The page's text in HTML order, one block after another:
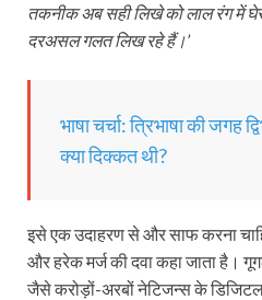
तकनीक अब सही लिखे को लाल रंग में
दरअसल गलत लिख रहे हैं।’
भाषा चर्चा: त्रिभाषा की जगह
क्या दिक्कत थी?
इसे एक उदाहरण से और साफ करना
और हरेक मर्ज की दवा कहा जाता है।
जैसे करोड़ों-अरबों नेटिजन्स के